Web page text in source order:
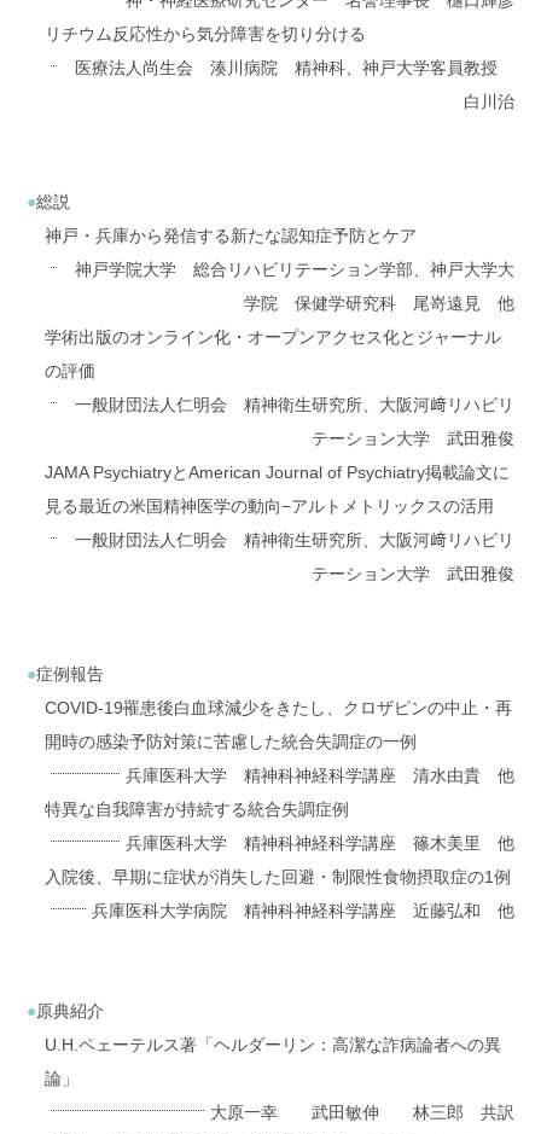
リチウム反応性から気分障害を切り分ける
医療法人尚生会 湊川病院 精神科、神戸大学客員教授
白川治
総説
神戸・兵庫から発信する新たな認知症予防とケア
神戸学院大学 総合リハビリテーション学部、神戸大学大
学院 保健学研究科 尾嵜遠見 他
学術出版のオンライン化・オープンアクセス化とジャーナル
の評価
一般財団法人仁明会 精神衛生研究所、大阪河﨑リハビリ
テーション大学 武田雅俊
JAMA PsychiatryとAmerican Journal of Psychiatry掲載論文に
見る最近の米国精神医学の動向−アルトメトリックスの活用
一般財団法人仁明会 精神衛生研究所、大阪河﨑リハビリ
テーション大学 武田雅俊
症例報告
COVID-19罹患後白血球減少をきたし、クロザピンの中止・再
開時の感染予防対策に苦慮した統合失調症の一例
兵庫医科大学 精神科神経科学講座 清水由貴 他
特異な自我障害が持続する統合失調症例
兵庫医科大学 精神科神経科学講座 篠木美里 他
入院後、早期に症状が消失した回避・制限性食物摂取症の1例
兵庫医科大学病院 精神科神経科学講座 近藤弘和 他
原典紹介
U.H.ペェーテルス著「ヘルダーリン：高潔な詐病論者への異
論」
大原一幸 武田敏伸 林三郎 共訳